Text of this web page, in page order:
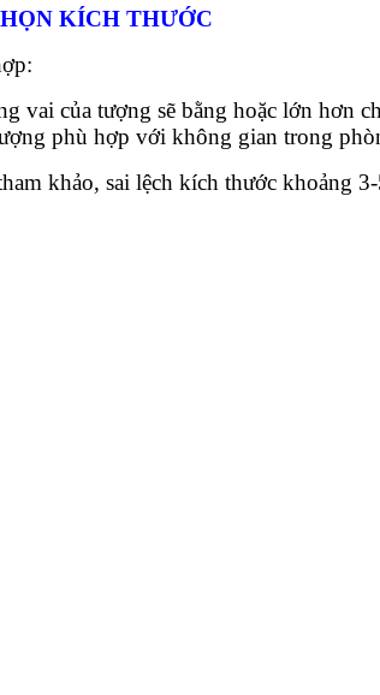
KÍCH THƯỚC
của tượng sẽ bằng hoặc lớn hơn
phù hợp với không gian trong
khảo, sai lệch kích thước khoảng